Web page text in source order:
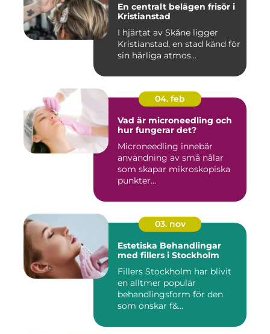
En centralt belägen frisör i
Kristianstad
I hjärtat av Skåne ligger
Kristianstad, en stad känd för
sin härliga atmos...
04. feb
Vad är microneedling och
hur fungerar det?
Microneedling innebär
användning av små nålar
som skapar mikroskopiska
punkter...
03. nov
Estetiska Behandlingar
med fillers i Stockholm
Fillers Stockholm har blivit
en alltmer populär
behandlingsform för den
som önskar f&...